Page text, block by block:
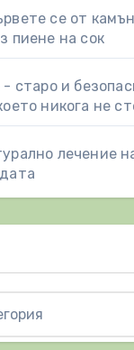
се от
пиене на сок
- старо и
никога не
лечение